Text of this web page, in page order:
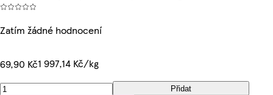
Zatím žádné hodnocení
69,90 Kč1 997,14 Kč/kg
Přidat